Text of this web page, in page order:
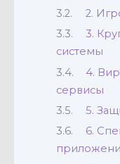
2.
3.
системы
4.
сервисы
5.
6.